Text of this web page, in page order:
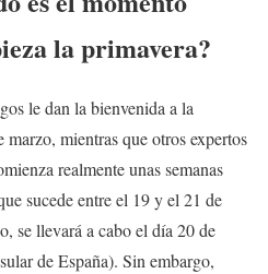
la primavera?
le dan la bienvenida a la
mientras que otros expertos
realmente unas semanas
sucede entre el 19 y el 21 de
se llevará a cabo el día 20 de
de España). Sin embargo,